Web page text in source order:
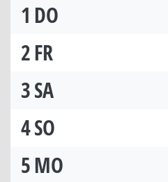
1 DO
2FR
3SA
4SO
5MO